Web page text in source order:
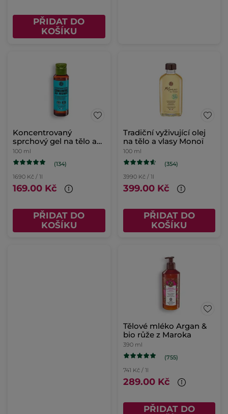
PŘIDAT DO
KOŠÍKU
Koncentrovaný
sprchový gel na tělo a
vlasy Monoï
100 ml
(134)
1690 Kč / 1l
169.00 Kč
PŘIDAT DO
KOŠÍKU
Tradiční vyživující olej
na tělo a vlasy Monoï
100 ml
(354)
3990 Kč / 1l
399.00 Kč
PŘIDAT DO
KOŠÍKU
Tělové mléko Argan &
bio růže z Maroka
390 ml
(755)
741 Kč / 1l
289.00 Kč
PŘIDAT DO